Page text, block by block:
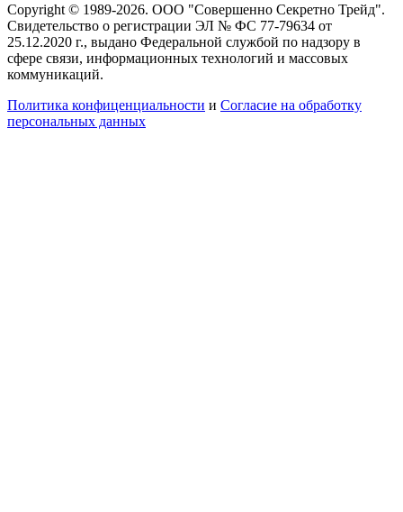
Copyright © 1989-2026. ООО "Совершенно Секретно Трейд".
Свидетельство о регистрации ЭЛ № ФС 77-79634 от
25.12.2020 г., выдано Федеральной службой по надзору в
сфере связи, информационных технологий и массовых
коммуникаций.
Политика конфиценциальности и Согласие на обработку
персональных данных